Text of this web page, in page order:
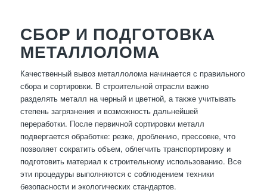
СБОР И ПОДГОТОВКА
МЕТАЛЛОЛОМА
Качественный вывоз металлолома начинается с правильного
сбора и сортировки. В строительной отрасли важно
разделять металл на черный и цветной, а также учитывать
степень загрязнения и возможность дальнейшей
переработки. После первичной сортировки металл
подвергается обработке: резке, дроблению, прессовке, что
позволяет сократить объем, облегчить транспортировку и
подготовить материал к строительному использованию. Все
эти процедуры выполняются с соблюдением техники
безопасности и экологических стандартов.